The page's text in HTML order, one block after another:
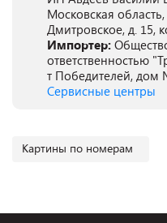
Московская
Дмитровское, д. 15,
Импортер:
ответственностью
т Победителей, дом
Сервисные центры
Картины по номерам